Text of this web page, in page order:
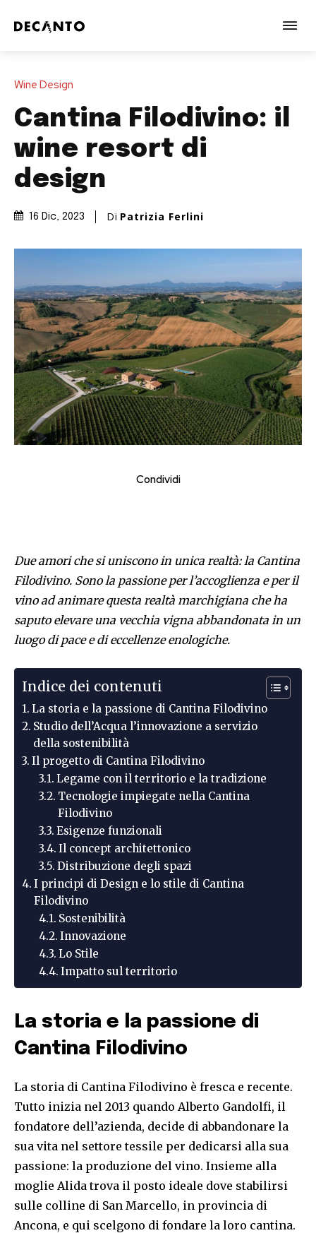
Wine Design
Cantina Filodivino: il
wine resort di
design
16 Dic, 2023 Di Patrizia Ferlini
Condividi
Due amori che si uniscono in unica realtà: la Cantina
Filodivino. Sono la passione per l’accoglienza e per il
vino ad animare questa realtà marchigiana che ha
saputo elevare una vecchia vigna abbandonata in un
luogo di pace e di eccellenze enologiche.
Indice dei contenuti
La storia e la passione di Cantina Filodivino
Studio dell’Acqua l’innovazione a servizio
della sostenibilità
Il progetto di Cantina Filodivino
Legame con il territorio e la tradizione
Tecnologie impiegate nella Cantina
Filodivino
Esigenze funzionali
Il concept architettonico
Distribuzione degli spazi
I principi di Design e lo stile di Cantina
Filodivino
Sostenibilità
Innovazione
Lo Stile
Impatto sul territorio
La storia e la passione di
Cantina Filodivino
La storia di Cantina Filodivino è fresca e recente.
Tutto inizia nel 2013 quando Alberto Gandolfi, il
fondatore dell’azienda, decide di abbandonare la
sua vita nel settore tessile per dedicarsi alla sua
passione: la produzione del vino. Insieme alla
moglie Alida trova il posto ideale dove stabilirsi
sulle colline di San Marcello, in provincia di
Ancona, e qui scelgono di fondare la loro cantina.